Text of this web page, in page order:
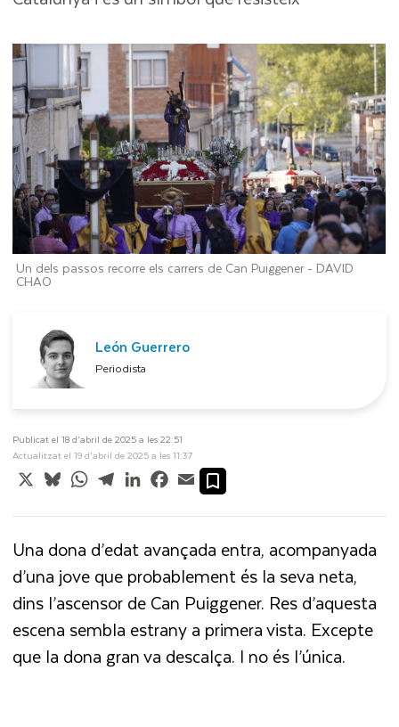
Un dels passos recorre els carrers de Can Puiggener - DAVID
CHAO
León Guerrero
Periodista
Publicat el 18 d’abril de 2025 a les 22:51
Actualitzat el 19 d’abril de 2025 a les 11:37
X BlueskyWhatsApp
TelegramLinkedInFacebook
Email
Una dona d’edat avançada entra, acompanyada
d’una jove que probablement és la seva neta,
dins l’ascensor de Can Puiggener. Res d’aquesta
escena sembla estrany a primera vista. Excepte
que la dona gran va descalça. I no és l’única.